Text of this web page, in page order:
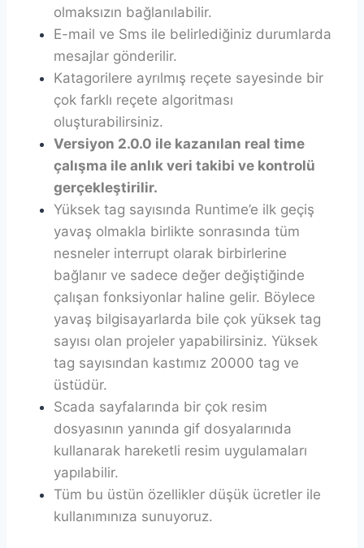
olmaksızın bağlanılabilir.
E-mail ve Sms ile belirlediğiniz durumlarda
mesajlar gönderilir.
Katagorilere ayrılmış reçete sayesinde bir
çok farklı reçete algoritması
oluşturabilirsiniz.
Versiyon 2.0.0 ile kazanılan real time
çalışma ile anlık veri takibi ve kontrolü
gerçekleştirilir.
Yüksek tag sayısında Runtime’e ilk geçiş
yavaş olmakla birlikte sonrasında tüm
nesneler interrupt olarak birbirlerine
bağlanır ve sadece değer değiştiğinde
çalışan fonksiyonlar haline gelir. Böylece
yavaş bilgisayarlarda bile çok yüksek tag
sayısı olan projeler yapabilirsiniz. Yüksek
tag sayısından kastımız 20000 tag ve
üstüdür.
Scada sayfalarında bir çok resim
dosyasının yanında gif dosyalarınıda
kullanarak hareketli resim uygulamaları
yapılabilir.
Tüm bu üstün özellikler düşük ücretler ile
kullanımınıza sunuyoruz.